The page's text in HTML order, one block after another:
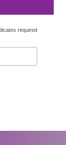
required